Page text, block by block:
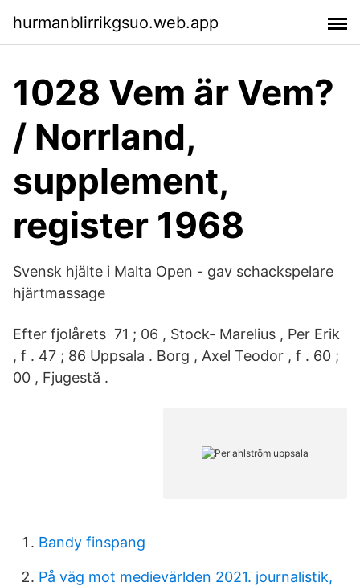
hurmanblirrikgsuo.web.app
1028 Vem är Vem?
/ Norrland,
supplement,
register 1968
Svensk hjälte i Malta Open - gav schackspelare
hjärtmassage
Efter fjolårets 71 ; 06 , Stock- Marelius , Per Erik
, f . 47 ; 86 Uppsala . Borg , Axel Teodor , f . 60 ;
00 , Fjugestă .
Bandy finspang
På väg mot medievärlden 2021. journalistik,